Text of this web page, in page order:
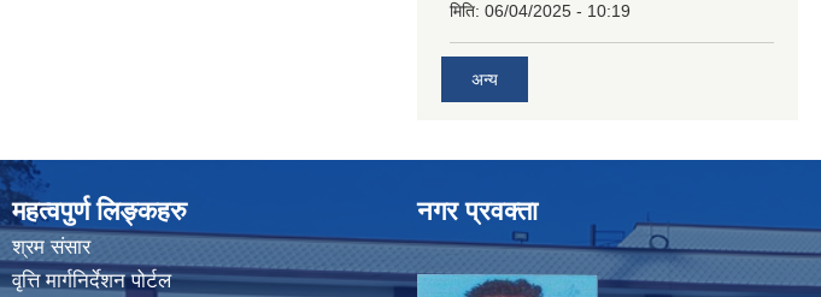
मिति: 06/04/2025 - 10:19
अन्य
महत्वपुर्ण लिङ्कहरु
श्रम संसार
वृत्ति मार्गनिर्देशन पोर्टल
नगर प्रवक्ता